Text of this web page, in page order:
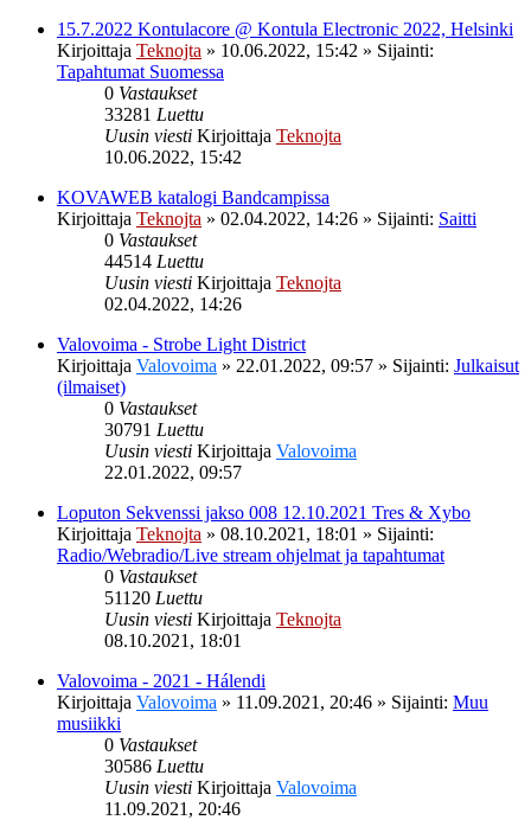
15.7.2022 Kontulacore @ Kontula Electronic 2022, Helsinki
Kirjoittaja Teknojta » 10.06.2022, 15:42 » Sijainti:
Tapahtumat Suomessa
0 Vastaukset
33281 Luettu
Uusin viesti Kirjoittaja Teknojta
10.06.2022, 15:42
KOVAWEB katalogi Bandcampissa
Kirjoittaja Teknojta » 02.04.2022, 14:26 » Sijainti: Saitti
0 Vastaukset
44514 Luettu
Uusin viesti Kirjoittaja Teknojta
02.04.2022, 14:26
Valovoima - Strobe Light District
Kirjoittaja Valovoima » 22.01.2022, 09:57 » Sijainti: Julkaisut
(ilmaiset)
0 Vastaukset
30791 Luettu
Uusin viesti Kirjoittaja Valovoima
22.01.2022, 09:57
Loputon Sekvenssi jakso 008 12.10.2021 Tres & Xybo
Kirjoittaja Teknojta » 08.10.2021, 18:01 » Sijainti:
Radio/Webradio/Live stream ohjelmat ja tapahtumat
0 Vastaukset
51120 Luettu
Uusin viesti Kirjoittaja Teknojta
08.10.2021, 18:01
Valovoima - 2021 - Hálendi
Kirjoittaja Valovoima » 11.09.2021, 20:46 » Sijainti: Muu
musiikki
0 Vastaukset
30586 Luettu
Uusin viesti Kirjoittaja Valovoima
11.09.2021, 20:46